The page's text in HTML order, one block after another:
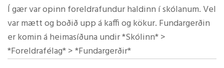
Í gær var opinn foreldrafundur haldinn í skólanum. Vel
var mætt og boðið upp á kaffi og kökur. Fundargerðin
er komin á heimasíðuna undir *Skólinn* >
*Foreldrafélag* > *Fundargerðir*